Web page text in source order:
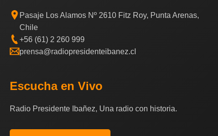
Pasaje Los Alamos Nº 2610 Fitz Roy, Punta Arenas,
Chile
+56 (61) 2 260 999
prensa@radiopresidenteibanez.cl
Escucha en Vivo
Radio Presidente Ibañez, Una radio con historia.